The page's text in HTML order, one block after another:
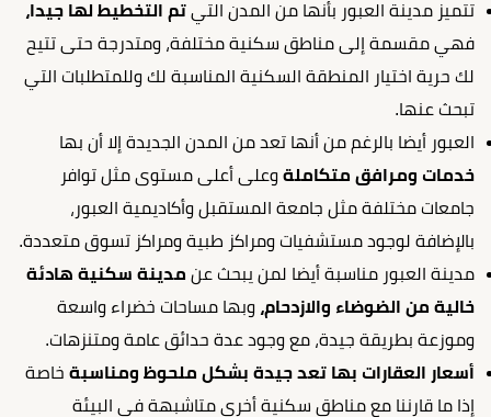
تتميز مدينة العبور بأنها من المدن التي تم التخطيط لها جيدا،
فهي مقسمة إلى مناطق سكنية مختلفة، ومتدرجة حتى تتيح
لك حرية اختيار المنطقة السكنية المناسبة لك وللمتطلبات التي
تبحث عنها.
العبور أيضا بالرغم من أنها تعد من المدن الجديدة إلا أن بها
خدمات ومرافق متكاملة وعلى أعلى مستوى مثل توافر
جامعات مختلفة مثل جامعة المستقبل وأكاديمية العبور،
بالإضافة لوجود مستشفيات ومراكز طبية ومراكز تسوق متعددة.
مدينة العبور مناسبة أيضا لمن يبحث عن مدينة سكنية هادئة
خالية من الضوضاء والازدحام، وبها مساحات خضراء واسعة
وموزعة بطريقة جيدة، مع وجود عدة حدائق عامة ومتنزهات.
أسعار العقارات بها تعد جيدة بشكل ملحوظ ومناسبة خاصة
إذا ما قارننا مع مناطق سكنية أخرى متاشبهة في البيئة